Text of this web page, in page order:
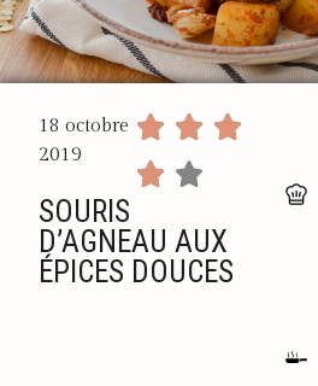
18 octobre
2019
SOURIS
D’AGNEAU AUX
ÉPICES DOUCES